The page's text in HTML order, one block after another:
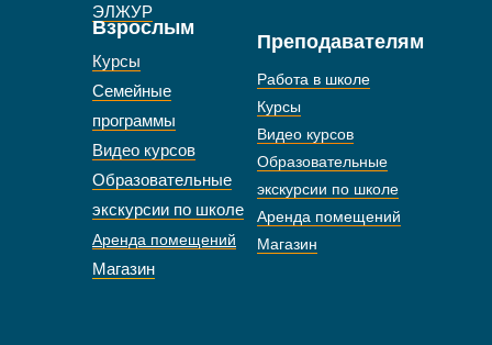
ЭЛЖУР
Взрослым
Курсы
Семейные
программы
Видео курсов
Образовательные
экскурсии по школе
Аренда помещений
Магазин
Преподавателям
Работа в школе
Курсы
Видео курсов
Образовательные
экскурсии по школе
Аренда помещений
Магазин